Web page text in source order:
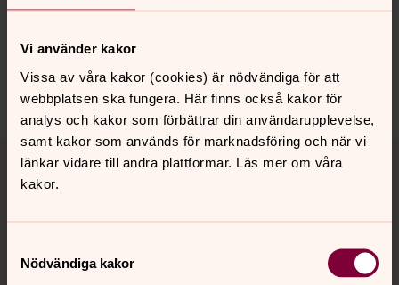
Vi använder kakor
Vissa av våra kakor (cookies) är nödvändiga för att
webbplatsen ska fungera. Här finns också kakor för
analys och kakor som förbättrar din användarupplevelse,
samt kakor som används för marknadsföring och när vi
länkar vidare till andra plattformar. Läs mer om våra
kakor.
Nödvändiga kakor
Synpunkter eller frågor på sidans
norrkoping@svenskakyrkan.se
Dela
Tillbaka till toppen
Tillbaka till innehållet